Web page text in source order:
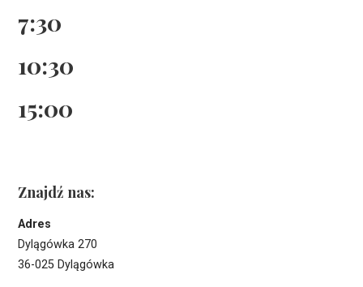
7:30
10:30
15:00
Znajdź nas:
Adres
Dylągówka 270
36-025 Dylągówka